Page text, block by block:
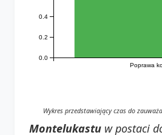
Poprawa
0.0
0.2
0.4
Wykres przedstawiający czas do
Montelukastu w postaci